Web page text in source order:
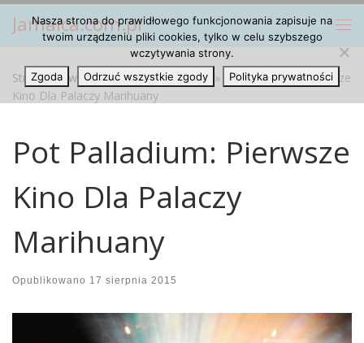
Przejdź do treści
Jamaica.com.pl
Strona główna » Marihuana Cannabis »
Pot Palladium: Pierwsze
Kino Dla Palaczy Marihuany
Pot Palladium: Pierwsze
Kino Dla Palaczy
Marihuany
Opublikowano 17 sierpnia 2015
Nasza strona do prawidłowego funkcjonowania zapisuje na
twoim urządzeniu pliki cookies, tylko w celu szybszego
wczytywania strony.
Zgoda
Odrzuć wszystkie zgody Polityka prywatności